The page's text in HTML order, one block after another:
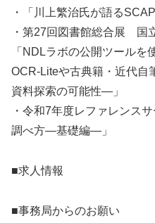
・「川上繁治氏が語る
・第27回図書館総合展 国
「NDLラボの公開ツール
OCR-Liteや古典籍・近代自
資料探索の可能性—」
・令和7年度レファレンス
調べ方―基礎編―」
■求人情報
■事務局からのお願い